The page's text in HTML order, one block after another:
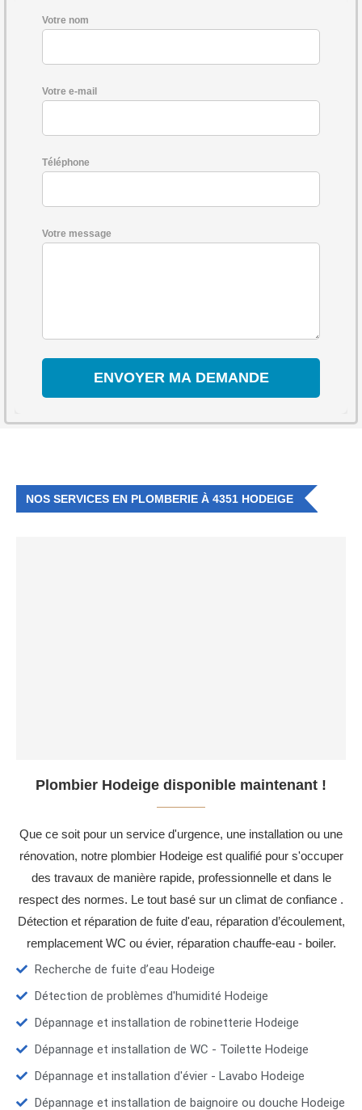
Votre nom
Votre e-mail
Téléphone
Votre message
NOS SERVICES EN PLOMBERIE À 4351 HODEIGE
Plombier Hodeige disponible maintenant !
Que ce soit pour un service d'urgence, une installation ou une
rénovation, notre plombier Hodeige est qualifié pour s'occuper
des travaux de manière rapide, professionnelle et dans le
respect des normes. Le tout basé sur un climat de confiance .
Détection et réparation de fuite d'eau, réparation d’écoulement,
remplacement WC ou évier, réparation chauffe-eau - boiler.
Recherche de fuite d’eau Hodeige
Détection de problèmes d'humidité Hodeige
Dépannage et installation de robinetterie Hodeige
Dépannage et installation de WC - Toilette Hodeige
Dépannage et installation d'évier - Lavabo Hodeige
Dépannage et installation de baignoire ou douche Hodeige